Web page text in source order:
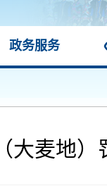
政务服务
大麦地）